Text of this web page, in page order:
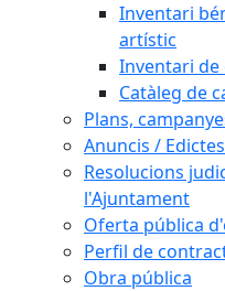
Inventari
artístic
Inventari de
Catàleg de
Plans,
Anuncis / Edictes
Resolucions
l'Ajuntament
Oferta pública
Perfil de
Obra pública